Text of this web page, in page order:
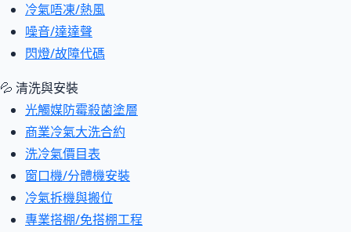
冷氣唔凍/熱風
噪音/達達聲
閃燈/故障代碼
💦 清洗與安裝
光觸媒防霉殺菌塗層
商業冷氣大洗合約
洗冷氣價目表
窗口機/分體機安裝
冷氣拆機與搬位
專業搭棚/免搭棚工程